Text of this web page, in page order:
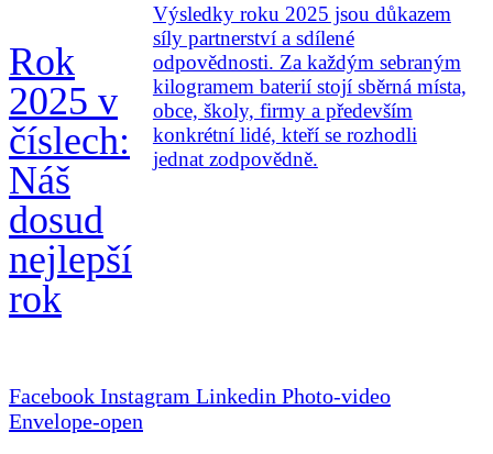
Rok
2025 v
číslech:
Náš
dosud
nejlepší
rok
Výsledky roku 2025 jsou důkazem
síly partnerství a sdílené
odpovědnosti. Za každým sebraným
kilogramem baterií stojí sběrná místa,
obce, školy, firmy a především
konkrétní lidé, kteří se rozhodli
jednat zodpovědně.
Facebook Instagram Linkedin Photo-video
Envelope-open